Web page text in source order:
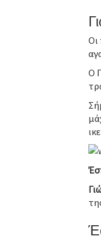
Οι
Ο